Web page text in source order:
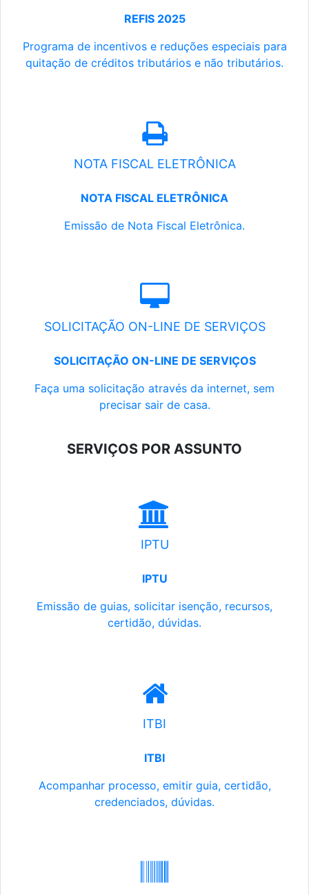
REFIS 2025
Programa de incentivos e reduções especiais para
quitação de créditos tributários e não tributários.
NOTA FISCAL ELETRÔNICA
NOTA FISCAL ELETRÔNICA
Emissão de Nota Fiscal Eletrônica.
SOLICITAÇÃO ON-LINE DE SERVIÇOS
SOLICITAÇÃO ON-LINE DE SERVIÇOS
Faça uma solicitação através da internet, sem
precisar sair de casa.
SERVIÇOS POR ASSUNTO
IPTU
IPTU
Emissão de guias, solicitar isenção, recursos,
certidão, dúvidas.
ITBI
ITBI
Acompanhar processo, emitir guia, certidão,
credenciados, dúvidas.